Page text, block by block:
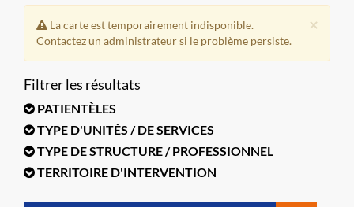
×
La carte est temporairement indisponible.
Contactez un administrateur si le problème persiste.
Filtrer les résultats
PATIENTÈLES
TYPE D'UNITÉS / DE SERVICES
TYPE DE STRUCTURE / PROFESSIONNEL
TERRITOIRE D'INTERVENTION